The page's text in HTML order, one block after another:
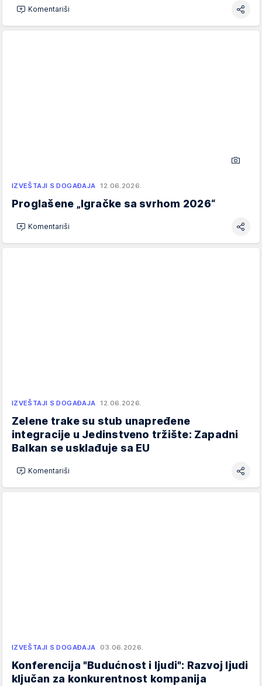
Komentariši
IZVEŠTAJI S DOGAĐAJA 12.06.2026.
Proglašene „Igračke sa svrhom 2026“
Komentariši
IZVEŠTAJI S DOGAĐAJA 12.06.2026.
Zelene trake su stub unapređene
integracije u Jedinstveno tržište: Zapadni
Balkan se usklađuje sa EU
Komentariši
IZVEŠTAJI S DOGAĐAJA 03.06.2026.
Konferencija "Budućnost i ljudi": Razvoj ljudi
ključan za konkurentnost kompanija